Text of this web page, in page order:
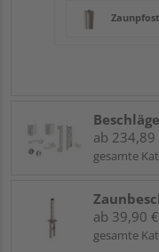
Beschläge
ab 234,89
gesamte
ab 39,90
gesamte